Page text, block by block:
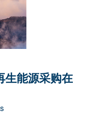
生能源采购在